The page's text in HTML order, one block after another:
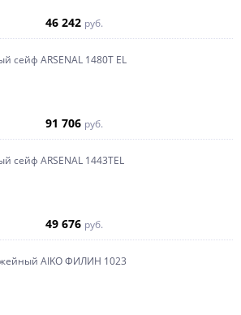
46 242 руб.
сейф ARSENAL 1480Т EL
91 706 руб.
сейф ARSENAL 1443ТEL
49 676 руб.
AIKO ФИЛИН 1023